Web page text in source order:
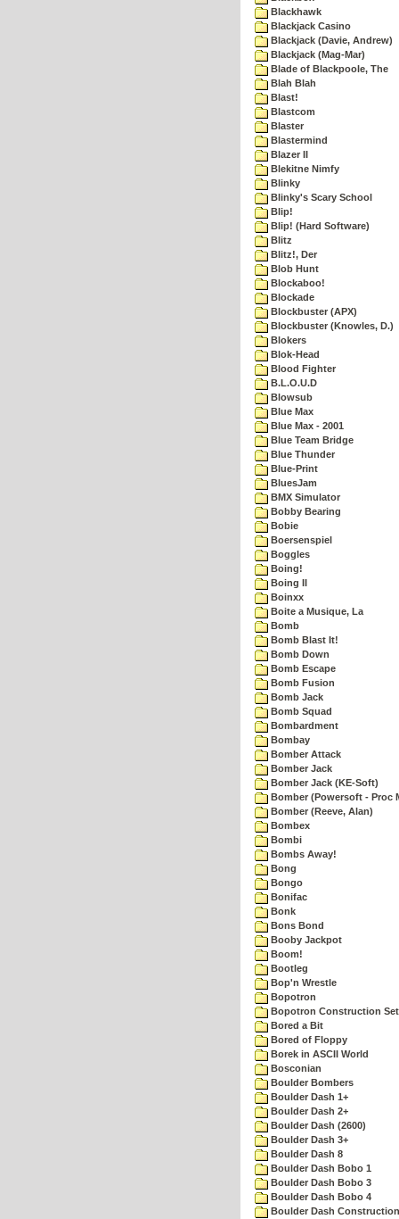
Blackhawk
Blackjack Casino
Blackjack (Davie, Andrew)
Blackjack (Mag-Mar)
Blade of Blackpoole, The
Blah Blah
Blast!
Blastcom
Blaster
Blastermind
Blazer II
Blekitne Nimfy
Blinky
Blinky's Scary School
Blip!
Blip! (Hard Software)
Blitz
Blitz!, Der
Blob Hunt
Blockaboo!
Blockade
Blockbuster (APX)
Blockbuster (Knowles, D.)
Blokers
Blok-Head
Blood Fighter
B.L.O.U.D
Blowsub
Blue Max
Blue Max - 2001
Blue Team Bridge
Blue Thunder
Blue-Print
BluesJam
BMX Simulator
Bobby Bearing
Bobie
Boersenspiel
Boggles
Boing!
Boing II
Boinxx
Boite a Musique, La
Bomb
Bomb Blast It!
Bomb Down
Bomb Escape
Bomb Fusion
Bomb Jack
Bomb Squad
Bombardment
Bombay
Bomber Attack
Bomber Jack
Bomber Jack (KE-Soft)
Bomber (Powersoft - Proc
Bomber (Reeve, Alan)
Bombex
Bombi
Bombs Away!
Bong
Bongo
Bonifac
Bonk
Bons Bond
Booby Jackpot
Boom!
Bootleg
Bop'n Wrestle
Bopotron
Bopotron Construction Set
Bored a Bit
Bored of Floppy
Borek in ASCII World
Bosconian
Boulder Bombers
Boulder Dash 1+
Boulder Dash 2+
Boulder Dash (2600)
Boulder Dash 3+
Boulder Dash 8
Boulder Dash Bobo 1
Boulder Dash Bobo 3
Boulder Dash Bobo 4
Boulder Dash